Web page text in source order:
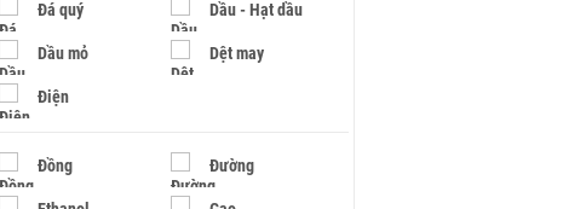
Đá quý Dầu - Hạt dầu
Dầu mỏ Dệt may
Điện
Đồng Đường